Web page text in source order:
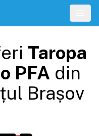
Taropa
PFA din
Brașov